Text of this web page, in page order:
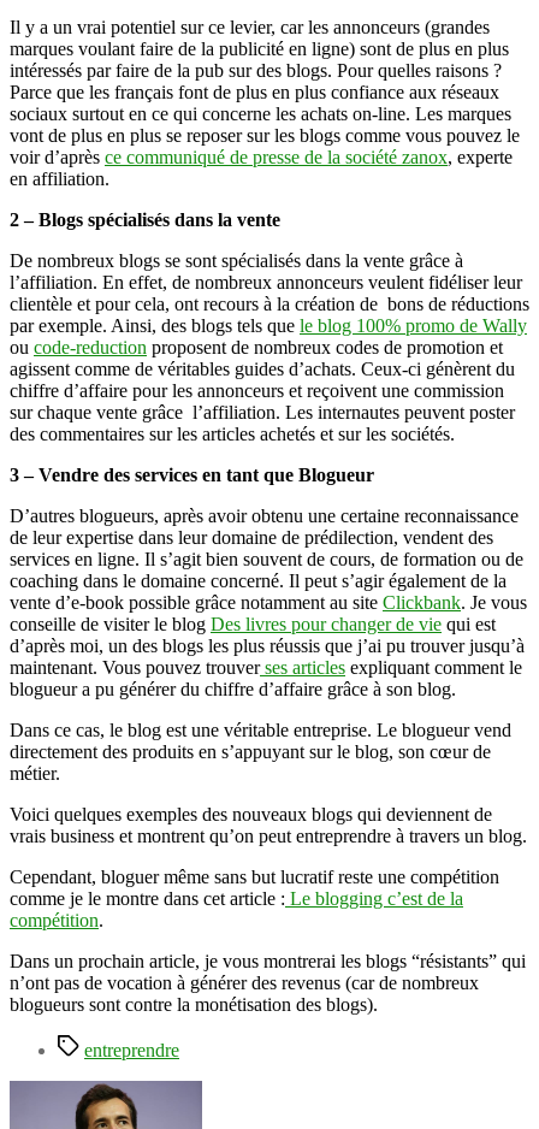
Il y a un vrai potentiel sur ce levier, car les annonceurs (grandes
marques voulant faire de la publicité en ligne) sont de plus en plus
intéressés par faire de la pub sur des blogs. Pour quelles raisons ?
Parce que les français font de plus en plus confiance aux réseaux
sociaux surtout en ce qui concerne les achats on-line. Les marques
vont de plus en plus se reposer sur les blogs comme vous pouvez le
voir d’après ce communiqué de presse de la société zanox, experte
en affiliation.
2 – Blogs spécialisés dans la vente
De nombreux blogs se sont spécialisés dans la vente grâce à
l’affiliation. En effet, de nombreux annonceurs veulent fidéliser leur
clientèle et pour cela, ont recours à la création de bons de réductions
par exemple. Ainsi, des blogs tels que le blog 100% promo de Wally
ou code-reduction proposent de nombreux codes de promotion et
agissent comme de véritables guides d’achats. Ceux-ci génèrent du
chiffre d’affaire pour les annonceurs et reçoivent une commission
sur chaque vente grâce l’affiliation. Les internautes peuvent poster
des commentaires sur les articles achetés et sur les sociétés.
3 – Vendre des services en tant que Blogueur
D’autres blogueurs, après avoir obtenu une certaine reconnaissance
de leur expertise dans leur domaine de prédilection, vendent des
services en ligne. Il s’agit bien souvent de cours, de formation ou de
coaching dans le domaine concerné. Il peut s’agir également de la
vente d’e-book possible grâce notamment au site Clickbank. Je vous
conseille de visiter le blog Des livres pour changer de vie qui est
d’après moi, un des blogs les plus réussis que j’ai pu trouver jusqu’à
maintenant. Vous pouvez trouverses articles expliquant comment le
blogueur a pu générer du chiffre d’affaire grâce à son blog.
Dans ce cas, le blog est une véritable entreprise. Le blogueur vend
directement des produits en s’appuyant sur le blog, son cœur de
métier.
Voici quelques exemples des nouveaux blogs qui deviennent de
vrais business et montrent qu’on peut entreprendre à travers un blog.
Cependant, bloguer même sans but lucratif reste une compétition
comme je le montre dans cet article : Le blogging c’est de la
compétition.
Dans un prochain article, je vous montrerai les blogs “résistants” qui
n’ont pas de vocation à générer des revenus (car de nombreux
blogueurs sont contre la monétisation des blogs).
Étiquettes
entreprendre